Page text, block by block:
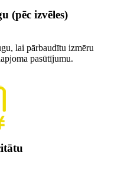
(pēc izvēles)
lai pārbaudītu izmēru
pasūtījumu.